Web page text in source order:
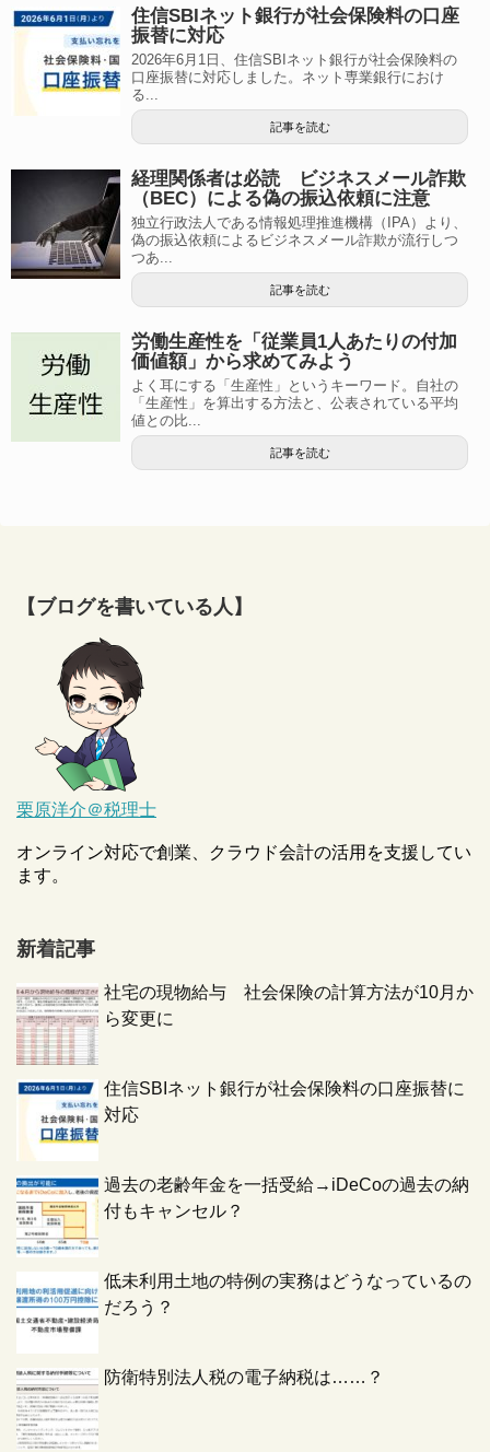
住信SBIネット銀行が社会保険料の口座
振替に対応
2026年6月1日、住信SBIネット銀行が社会保険料の
口座振替に対応しました。ネット専業銀行におけ
る...
記事を読む
経理関係者は必読 ビジネスメール詐欺
（BEC）による偽の振込依頼に注意
独立行政法人である情報処理推進機構（IPA）より、
偽の振込依頼によるビジネスメール詐欺が流行しつ
つあ...
記事を読む
労働生産性を「従業員1人あたりの付加
価値額」から求めてみよう
よく耳にする「生産性」というキーワード。自社の
「生産性」を算出する方法と、公表されている平均
値との比...
記事を読む
【ブログを書いている人】
栗原洋介＠税理士
オンライン対応で創業、クラウド会計の活用を支援してい
ます。
新着記事
社宅の現物給与 社会保険の計算方法が10月か
ら変更に
住信SBIネット銀行が社会保険料の口座振替に
対応
過去の老齢年金を一括受給→iDeCoの過去の納
付もキャンセル？
低未利用土地の特例の実務はどうなっているの
だろう？
防衛特別法人税の電子納税は……？